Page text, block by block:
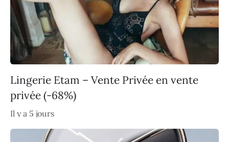
Lingerie Etam – Vente Privée en vente
privée (-68%)
Il y a 5 jours